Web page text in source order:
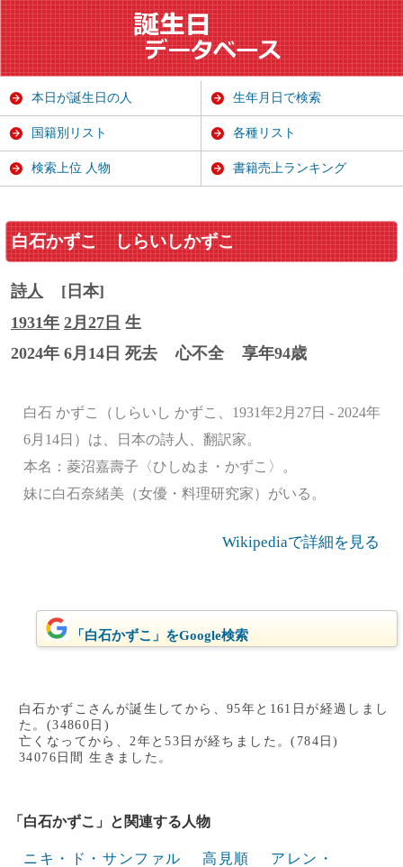
白石かずこ しらいしかずこ
詩人
[日本]
1931年 2月27日 生
2024年 6月14日 死去
心不全 享年94歳
白石 かずこ（しらいし かずこ、1931年2月27日 - 2024年
6月14日）は、日本の詩人、翻訳家。
本名：菱沼嘉壽子〈ひしぬま・かずこ〉。
妹に白石奈緒美（女優・料理研究家）がいる。
Wikipediaで詳細を見る
「白石かずこ」をGoogle検索
白石かずこさんが誕生してから、95年と161日が経過しまし
た。(34860日)
亡くなってから、2年と53日が経ちました。(784日)
34076日間 生きました。
「白石かずこ」と関連する人物
ニキ・ド・サンファル 高見順 アレン・
本日が誕生日の人 生年月日で検索
国籍別リスト 各種リスト
検索上位 人物 書籍売上ランキング